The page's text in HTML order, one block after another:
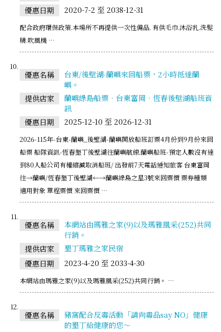
優惠日期
2020-7-2 至 2038-12-31
配合政府環保政策.本場所不再提供一次性備品. 有供毛巾.沐浴乳.洗髮
精.吹風機 …
優惠名稱
台東/後壁湖-蘭嶼來回船票，2小時抵達蘭
嶼。
提供店家
蘭嶼綠島船票‧台東富岡‧恆春後壁湖船班資
訊
優惠日期
2025-12-10 至 2026-12-31
2026-115年-台東-蘭嶼_後壁湖-蘭嶼開放船班訂票4月份到9月份來回
船票 船隊資訊-恆春墾丁後壁湖往蘭嶼航線.蘭嶼船班-預定人數沒有達
到80人船公司有權縮減取消船班/ 出發前7天電話通知旅客 台東富岡
往→蘭嶼/恆春墾丁後壁湖←→蘭嶼綠島之星3號來回票價 票券種類
適用對象 單程票價 來回票價 …
優惠名稱
本網站由瑪雅之家(9)以及瑪雅風采(252)共同
行銷。
提供店家
墾丁瑪雅之家民宿
優惠日期
2023-4-20 至 2033-4-30
本網站由瑪雅之家(9)以及瑪雅風采(252)共同行銷。 …
優惠名稱
豬窩配合反毒活動「請向毒品say NO」健康
的墾丁給健康的您～